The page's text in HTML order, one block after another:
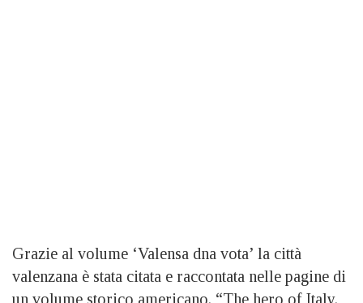
Grazie al volume ‘Valensa dna vota’ la città
valenzana è stata citata e raccontata nelle pagine di
un volume storico americano. “The hero of Italy.